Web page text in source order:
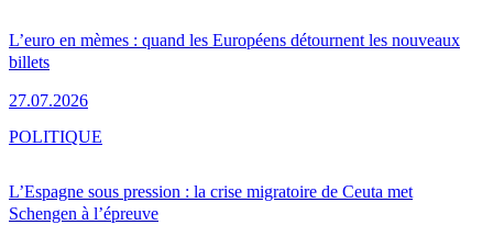
L’euro en mèmes : quand les Européens détournent les nouveaux
billets
27.07.2026
L’Espagne sous pression : la crise migratoire de Ceuta met
Schengen à l’épreuve
POLITIQUE